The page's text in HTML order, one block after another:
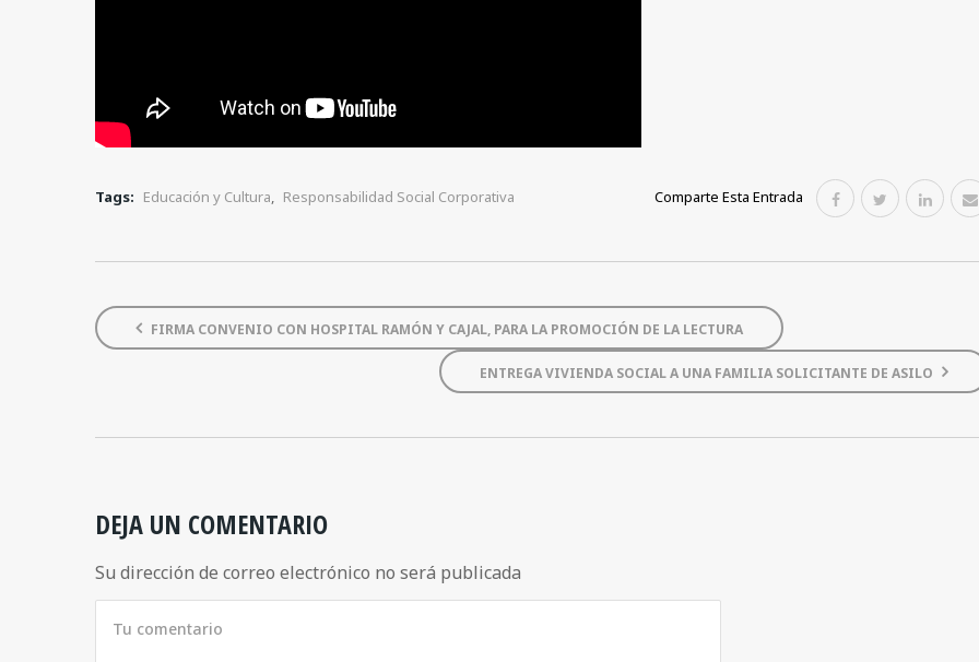
Tags: Educación y Cultura, Responsabilidad Social Corporativa Comparte Esta Entrada
FIRMA CONVENIO CON HOSPITAL RAMÓN Y CAJAL, PARA LA PROMOCIÓN DE LA LECTURA
ENTREGA VIVIENDA SOCIAL A UNA FAMILIA SOLICITANTE DE ASILO
DEJA UN COMENTARIO
Su dirección de correo electrónico no será publicada